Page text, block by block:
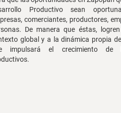
Productivo sean
comerciantes, productores,
De manera que éstas,
global y a la dinámica propia
impulsará el crecimiento de